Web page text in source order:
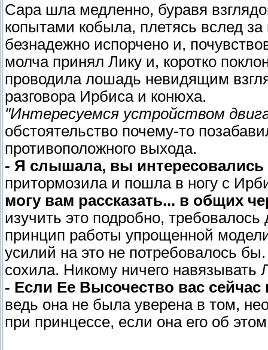
Сара шла медленно, буравя
копытами кобыла, плетясь вслед
безнадежно испорчено и,
молча принял Лику и, коротко
проводила лошадь невидящим
разговора Ирбиса и конюха.
"Интересуемся устройством
обстоятельство почему-то
противоположного выхода.
- Я слышала, вы интересовались
притормозила и пошла в ногу с
могу вам рассказать... в общих
изучить это подробно,
принцип работы упрощенной
усилий на это не потребовалось
сохила. Никому ничего навязывать
- Если Ее Высочество вас сейчас
ведь она не была уверена в том,
при принцессе, если она его об